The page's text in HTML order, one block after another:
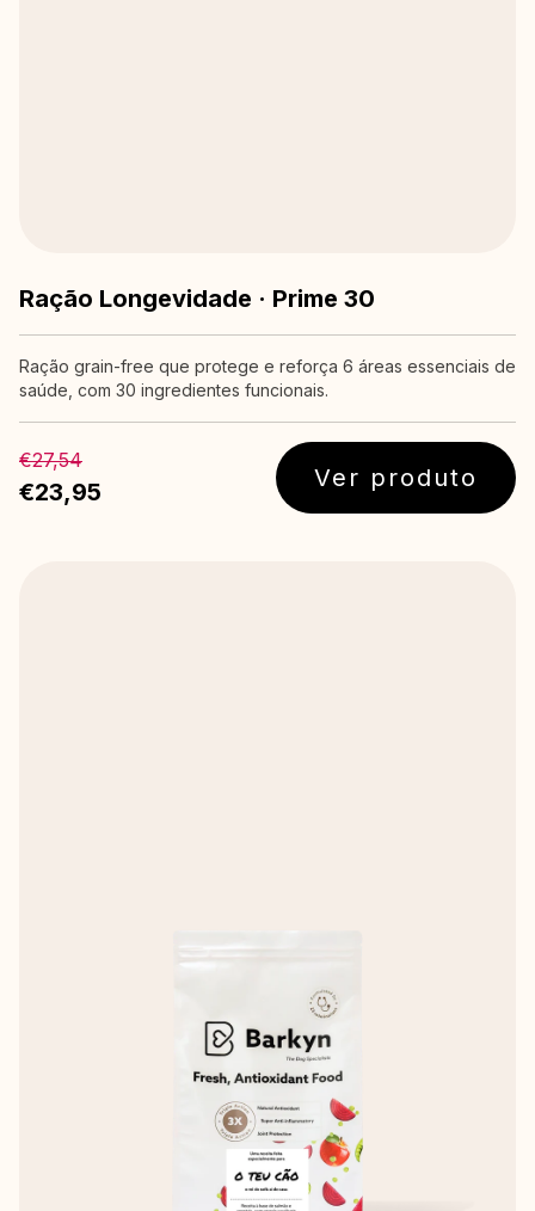
Ração Longevidade · Prime 30
Ração grain-free que protege e reforça 6 áreas essenciais de
saúde, com 30 ingredientes funcionais.
€27,54
€23,95 Ver produto